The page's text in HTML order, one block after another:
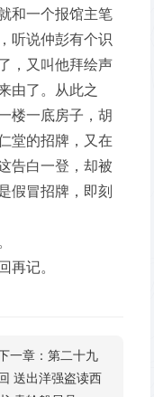
和一个报馆主笔
听说仲彭有个识
，又叫他拜绘声
由了。从此之
楼一底房子，胡
堂的招牌，又在
告白一登，却被
假冒招牌，即刻
再记。
一章：第二十九
回 送出洋强盗读西